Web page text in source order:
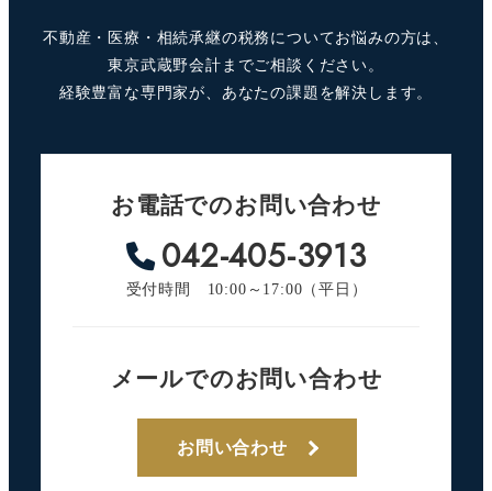
不動産・医療・相続承継の税務についてお悩みの方は、
東京武蔵野会計までご相談ください。
経験豊富な専門家が、あなたの課題を解決します。
お電話でのお問い合わせ
042-405-3913
受付時間 10:00～17:00（平日）
メールでのお問い合わせ
お問い合わせ